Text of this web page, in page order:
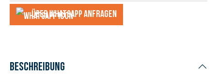
Über WhatsApp anfragеn
Beschreibung